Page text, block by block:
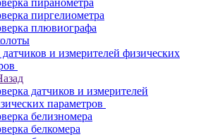
пиранометра
пиргелиометра
плювиографа
и измерителей физических
датчиков и измерителей
параметров
белизномера
белкомера